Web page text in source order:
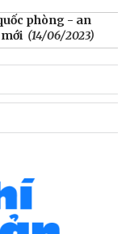
phòng - an
(14/06/2023)